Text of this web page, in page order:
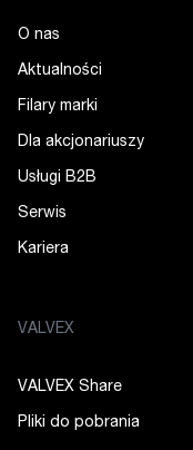
O nas
Aktualności
Filary marki
Dla akcjonariuszy
Usługi B2B
Serwis
Kariera
VALVEX
VALVEX Share
Pliki do pobrania